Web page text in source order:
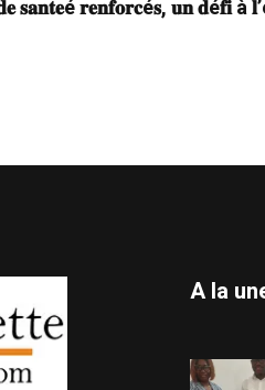
𝐬𝐚𝐧𝐭𝐞é 𝐫𝐞𝐧𝐟𝐨𝐫𝐜é𝐬, 𝐮𝐧 𝐝é𝐟𝐢 à
A la